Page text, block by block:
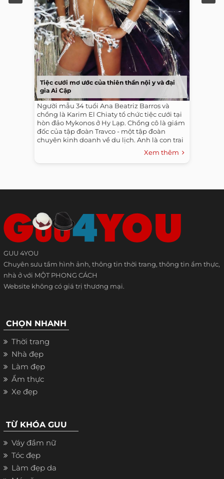
Tiệc cưới mơ ước của thiên thần nội y và đại
gia Ai Cập
Người mẫu 34 tuổi Ana Beatriz Barros và
chồng là Karim El Chiaty tổ chức tiệc cưới tại
hòn đảo Mykonos ở Hy Lạp. Chồng cô là giám
đốc của tập đoàn Travco - một tập đoàn
chuyên kinh doanh về du lịch. Anh là con trai
của chủ tịch tập đoạn Travco. Gia đình của
Karim còn đồng sở hữu hãng hàng không Air
Arabia Egypt.
Xem thêm
GUU 4YOU
Chuyên sưu tầm hình ảnh, thông tin thời trang, thông tin ẩm thực,
nhà ở với MỘT PHONG CÁCH
Website không có giá trị thương mại.
CHỌN NHANH
Thời trang
Nhà đẹp
Làm đẹp
Ẩm thực
Xe đẹp
TỪ KHÓA GUU
Váy đầm nữ
Tóc đẹp
Làm đẹp da